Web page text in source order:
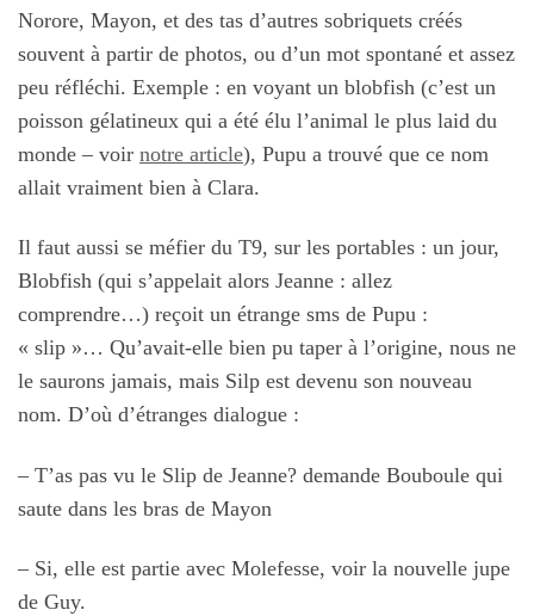
Norore, Mayon, et des tas d’autres sobriquets créés
souvent à partir de photos, ou d’un mot spontané et assez
peu réfléchi. Exemple : en voyant un blobfish (c’est un
poisson gélatineux qui a été élu l’animal le plus laid du
monde – voir notre article), Pupu a trouvé que ce nom
allait vraiment bien à Clara.
Il faut aussi se méfier du T9, sur les portables : un jour,
Blobfish (qui s’appelait alors Jeanne : allez
comprendre…) reçoit un étrange sms de Pupu :
« slip »… Qu’avait-elle bien pu taper à l’origine, nous ne
le saurons jamais, mais Silp est devenu son nouveau
nom. D’où d’étranges dialogue :
– T’as pas vu le Slip de Jeanne? demande Bouboule qui
saute dans les bras de Mayon
– Si, elle est partie avec Molefesse, voir la nouvelle jupe
de Guy.